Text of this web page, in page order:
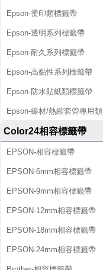
Epson-燙印類標籤帶
Epson-透明系列標籤帶
Epson-耐久系列標籤帶
Epson-高黏性系列標籤帶
Epson-防水貼紙類標籤帶
Epson-線材/熱縮套管專用類
Color24相容標籤帶
EPSON-相容標籤帶
EPSON-6mm相容標籤帶
EPSON-9mm相容標籤帶
EPSON-12mm相容標籤帶
EPSON-18mm相容標籤帶
EPSON-24mm相容標籤帶